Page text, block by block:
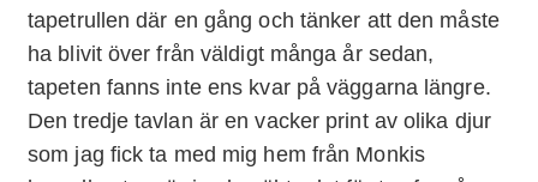
tapetrullen där en gång och tänker att den måste
ha blivit över från väldigt många år sedan,
tapeten fanns inte ens kvar på väggarna längre.
Den tredje tavlan är en vacker print av olika djur
som jag fick ta med mig hem från Monkis